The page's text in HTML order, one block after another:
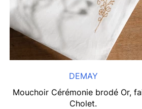
DEMAY
Mouchoir Cérémonie brodé Or,
Cholet.